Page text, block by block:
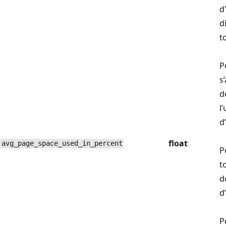
avg_page_space_used_in_percent float